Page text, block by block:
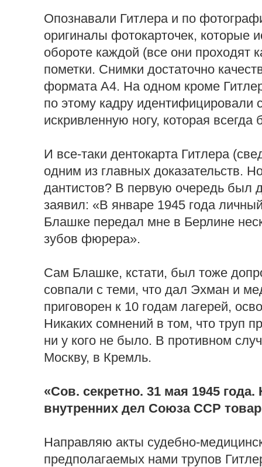
Опознавали Гитлера и по
оригиналы фотокарточек, которые
обороте каждой (все они проходят
пометки. Снимки достаточно
формата А4. На одном кроме
по этому кадру идентифицировали
искривленную ногу, которая
И все-таки дентокарта Гитлера
одним из главных доказательств.
дантистов? В первую очередь
заявил: «В январе 1945 года
Блашке передал мне в Берлине
зубов фюрера».
Сам Блашке, кстати, был тоже
совпали с теми, что дал Эхман и
приговорен к 10 годам лагерей,
Никаких сомнений в том, что труп
ни у кого не было. В противном
Москву, в Кремль.
«Сов. секретно. 31 мая 1945
внутренних дел Союза ССР
Направляю акты судебно-
предполагаемых нами трупов